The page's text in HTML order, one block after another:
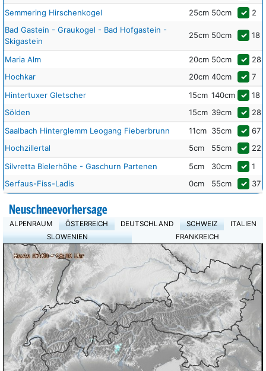
Semmering Hirschenkogel
25cm 50cm ✓ 2
Bad Gastein - Graukogel - Bad Hofgastein -
Skigastein
25cm 50cm ✓ 18
Maria Alm 20cm 50cm ✓ 28
Hochkar
20cm 40cm ✓ 7
Hintertuxer Gletscher
15cm 140cm ✓ 18
Sölden
15cm 39cm ✓ 28
Saalbach Hinterglemm Leogang Fieberbrunn
11cm 35cm ✓ 67
Hochzillertal
5cm 55cm ✓ 22
Silvretta Bielerhöhe - Gaschurn Partenen
5cm 30cm ✓ 1
Serfaus-Fiss-Ladis
0cm 55cm ✓ 37
Neuschneevorhersage
ALPENRAUM ÖSTERREICH DEUTSCHLAND SCHWEIZ
ITALIEN
SLOWENIEN
FRANKREICH